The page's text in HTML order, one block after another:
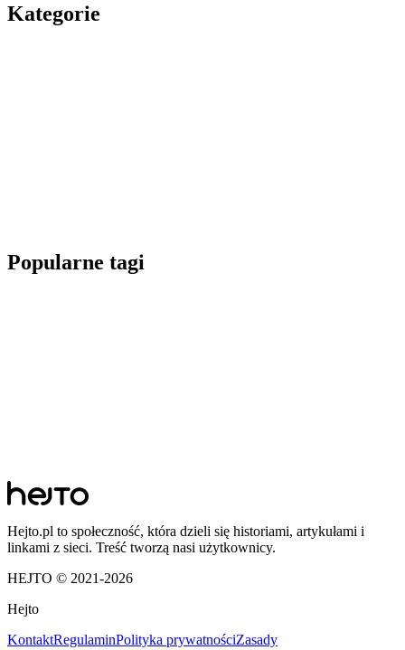
Kategorie
Popularne tagi
Hejto.pl to społeczność, która dzieli się historiami, artykułami i
linkami z sieci. Treść tworzą nasi użytkownicy.
HEJTO © 2021-2026
Hejto
KontaktRegulaminPolityka prywatnościZasady